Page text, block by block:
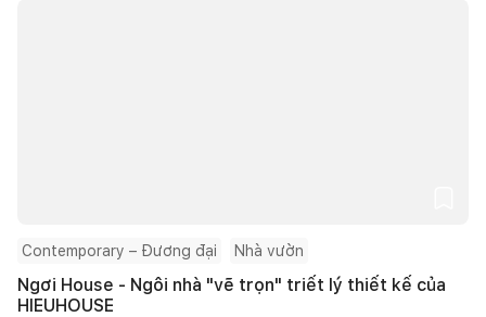
Contemporary – Đương đại Nhà vườn
Ngơi House - Ngôi nhà "vẽ trọn" triết lý thiết kế của
HIEUHOUSE